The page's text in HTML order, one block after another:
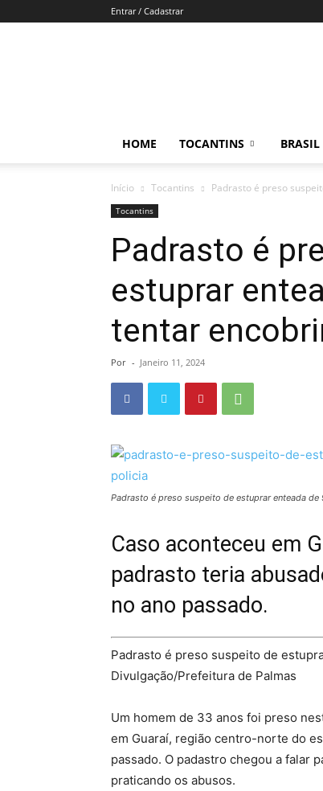
Entrar / Cadastrar
HOME TOCANTINS BRASIL
Início Tocantins Padrasto é preso
Tocantins
Padrasto é
estuprar
tentar
Por - Janeiro 11, 2024
Padrasto é preso suspeito de estuprar enteada
Caso aconteceu em
padrasto teria
no ano passado.
Padrasto é preso suspeito de
Divulgação/Prefeitura de Palmas
Um homem de 33 anos foi preso
em Guaraí, região centro-norte do
passado. O padastro chegou a falar
praticando os abusos.